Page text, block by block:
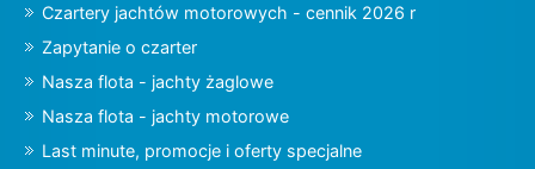
Czartery jachtów motorowych - cennik 2026 r
Zapytanie o czarter
Nasza flota - jachty żaglowe
Nasza flota - jachty motorowe
Last minute, promocje i oferty specjalne